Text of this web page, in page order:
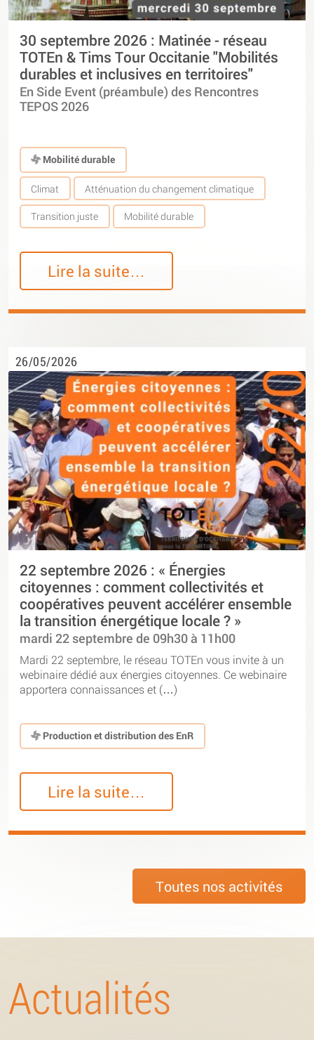
30 septembre 2026 : Matinée - réseau
TOTEn & Tims Tour Occitanie "Mobilités
durables et inclusives en territoires"
En Side Event (préambule) des Rencontres
TEPOS 2026
Mobilité durable
Climat Atténuation du changement climatique
Transition juste Mobilité durable
Lire la suite…
26/05/2026
22 septembre 2026 : « Énergies
citoyennes : comment collectivités et
coopératives peuvent accélérer ensemble
la transition énergétique locale ? »
mardi 22 septembre de 09h30 à 11h00
Mardi 22 septembre, le réseau TOTEn vous invite à un
webinaire dédié aux énergies citoyennes. Ce webinaire
apportera connaissances et (…)
Production et distribution des EnR
Lire la suite…
Toutes nos activités
Actualités